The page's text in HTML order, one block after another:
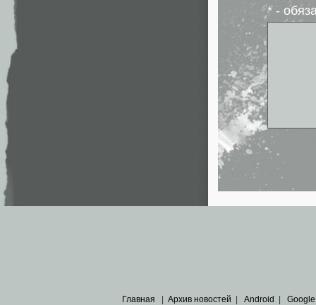
* -
Главная | Архив новостей | Android | Google